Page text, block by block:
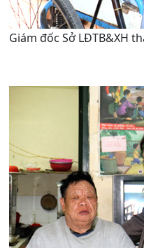
Giám đốc Sở LĐTB&XH